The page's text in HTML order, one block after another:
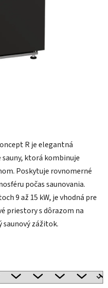
R je elegantná
sauny, ktorá kombinuje
Poskytuje rovnomerné
počas saunovania.
9 až 15 kW, je vhodná pre
priestory s dôrazom na
zážitok.